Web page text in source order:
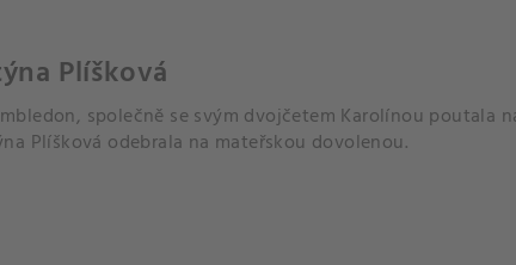
Plíšková
společně se svým dvojčetem Karolínou poutala
Plíšková odebrala na mateřskou dovolenou.